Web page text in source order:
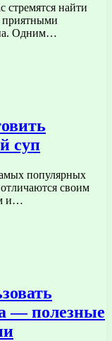
стремятся найти
приятными
Одним…
суп
популярных
своим
и…
— полезные